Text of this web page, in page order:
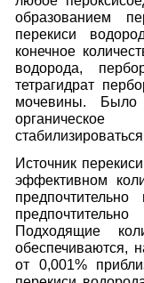
образованием
перекиси
конечное
водорода,
тетрагидрат
мочевины. Было
Источник
эффективном
Подходящие
обеспечиваются,
от 0,001%